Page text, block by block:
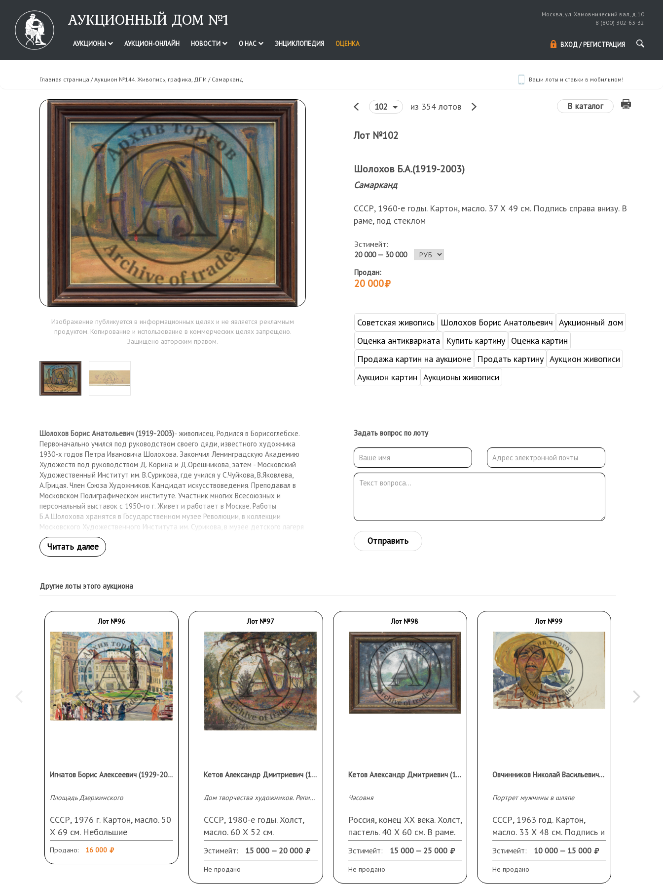
АУКЦИОННЫЙ ДОМ №1
Москва, ул. Хамовнический вал, д.10
8 (800) 302-63-32
АУКЦИОНЫ АУКЦИОН-ОНЛАЙН НОВОСТИ О НАС ЭНЦИКЛОПЕДИЯ ОЦЕНКА ВХОД / РЕГИСТРАЦИЯ
Главная страница /Аукцион №144. Живопись, графика, ДПИ / Самарканд Ваши лоты и ставки в мобильном!
Изображение публикуется в информационных целях и не является рекламным
продуктом. Копирование и использование в коммерческих целях запрещено.
Защищено авторским правом.
102 из 354 лотов В каталог
Лот №102
Шолохов Б.А.(1919-2003)
Самарканд
СССР, 1960-е годы. Картон, масло. 37 Х 49 см. Подпись справа внизу. В
раме, под стеклом
Эстимейт:
20 000 — 30 000
Продан:
20 000
Советская живопись Шолохов Борис Анатольевич Аукционный дом
Оценка антиквариата
Купить картину Оценка картин
Продажа картин на аукционе
Продать картину Аукцион живописи
Аукцион картин Аукционы живописи
Шолохов Борис Анатольевич (1919-2003)- живописец. Родился в Борисоглебске.
Первоначально учился под руководством своего дяди, известного художника
1930-х годов Петра Ивановича Шолохова. Закончил Ленинградскую Академию
Художеств под руководством Д. Корина и Д.Орешникова, затем - Московский
Художественный Институт им. В.Сурикова, где учился у С.Чуйкова, В.Яковлева,
А.Грицая. Член Союза Художников. Кандидат искусствоведения. Преподавал в
Московском Полиграфическом институте. Участник многих Всесоюзных и
персональный выставок с 1950-го г. Живет и работает в Москве. Работы
Б.А.Шолохова хранятся в Государственном музее Революции, в коллекции
Московского Художественного Института им. Сурикова, в музее детского лагеря
"Артек" в Крыму, в Государственном художественном музее Пензы, а также -
Борисоглебска и Ливадии.
Задать вопрос по лоту
Отправить
Другие лоты этого аукциона
Лот №96
Игнатов Борис Алексеевич (1929-2026)
Площадь Дзержинского
СССР, 1976 г. Картон, масло. 50
Х 69 см. Небольшие
повреждения по краям.
Продано: 16 000
Лот №97
Кетов Александр Дмитриевич (1914 - 2011)
Дом творчества художников. Репино.
СССР, 1980-е годы. Холст,
масло. 60 Х 52 см.
Эстимейт: 15 000 — 20 000
Не продано
Лот №98
Кетов Александр Дмитриевич (1914 - 2011)
Часовня
Россия, конец ХХ века. Холст,
пастель. 40 Х 60 см. В раме.
Подпись и дата с оборота.
Эстимейт: 15 000 — 25 000
Не продано
Лот №99
Овчинников Николай Васильевич (1918-2004)
Портрет мужчины в шляпе
СССР, 1963 год. Картон,
масло. 33 Х 48 см. Подпись и
дата справа внизу
Эстимейт: 10 000 — 15 000
Не продано